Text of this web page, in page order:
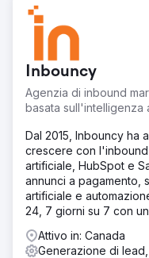
Inbouncy
Agenzia di inbound
basata sull'intelligenza
Dal 2015, Inbouncy ha
crescere con
artificiale, HubSpot e
annunci a pagamento,
artificiale e
24, 7 giorni su 7 con
Attivo in: Canada
Generazione di